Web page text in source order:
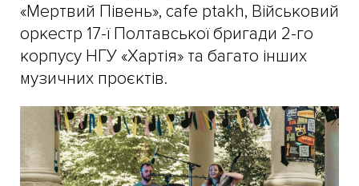
«Мертвий Півень», cafe ptakh, Військовий
оркестр 17-ї Полтавської бригади 2-го
корпусу НГУ «Хартія» та багато інших
музичних проєктів.